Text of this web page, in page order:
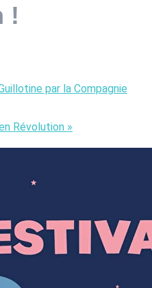
!
par la Compagnie
Révolution »